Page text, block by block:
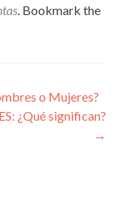
. Bookmark the
o Mujeres?
¿Qué significan?
→